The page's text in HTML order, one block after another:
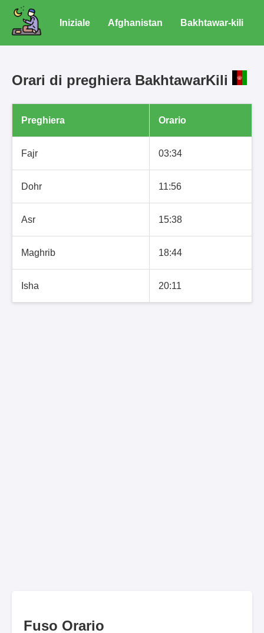
Iniziale Afghanistan Bakhtawar-kili
Orari di preghiera BakhtawarKili
Preghiera Orario
Fajr 03:34
Dohr 11:56
Asr 15:38
Maghrib 18:44
Isha 20:11
Fuso Orario